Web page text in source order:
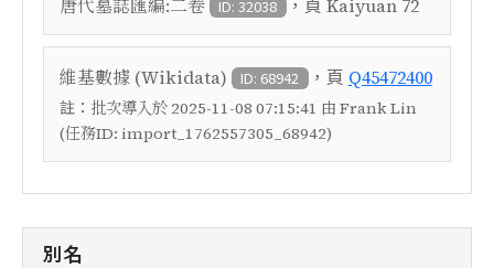
唐代墓誌匯編:二卷 ID: 32038 Kaiyuan 72
維基數據 (Wikidata) ID: 68942 ，頁 Q45472400
註： 批次導入於 2025-11-08 07:15:41 由 Frank Lin
(任務ID: import_1762557305_68942)
別名